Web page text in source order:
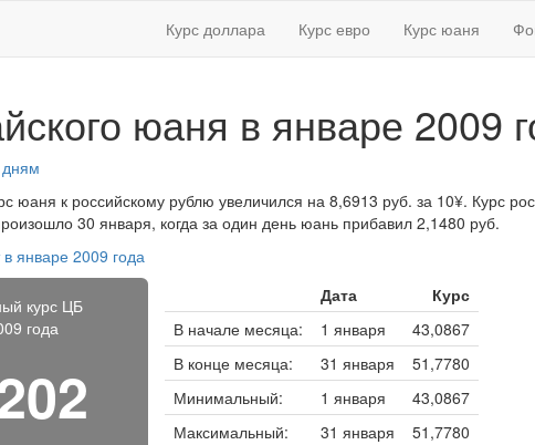
Курс доллара Курс евро Курс юаня
юаня в январе 2009
юаня к российскому рублю увеличился на 8,6913 руб. за 10¥. Курс
30 января, когда за один день юань прибавил 2,1480 руб.
январе 2009 года
курс ЦБ
года
Дата
Курс
В начале месяца:
1 января
43,0867
В конце месяца:
31 января
51,7780
Минимальный:
1 января
43,0867
Максимальный:
31 января 51,7780